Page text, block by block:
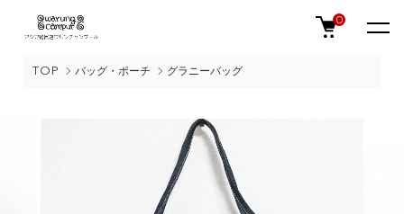
0
TOP バッグ・ポーチ グラニーバッグ